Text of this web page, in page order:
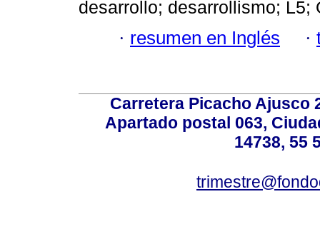
desarrollo; desarrollismo; L5;
· resumen en Inglés ·
Carretera Picacho Ajusco
Apartado postal 063,
14738, 55